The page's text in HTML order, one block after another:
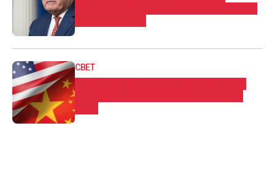
СВЕТ
Кина се спротивстави на планот на